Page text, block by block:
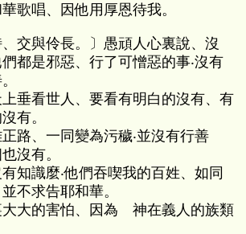
歌唱、因他用厚恩待我。
、交與伶長。〕愚頑人心裏說、沒
都是邪惡、行了可憎惡的事‧沒有
垂看世人、要看有明白的沒有、有
有。
路、一同變為污穢‧並沒有行善
沒有。
知識麼‧他們吞喫我的百姓、如同
不求告耶和華。
大大的害怕、因為 神在義人的族類